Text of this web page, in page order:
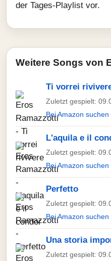
der Tages-Playlist vor.
Weitere Songs von
Ti vorrei
Zuletzt gespielt:
Bei Amazon
L'aquila e il
Zuletzt gespielt:
Bei Amazon
Perfetto
Zuletzt gespielt:
Bei Amazon
Una storia
Zuletzt gespielt: